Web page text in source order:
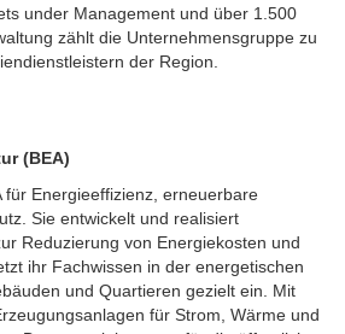
under Management und über 1.500
zählt die Unternehmensgruppe zu
der Region.
(BEA)
für Energieeffizienz, erneuerbare
Sie entwickelt und realisiert
Reduzierung von Energiekosten und
ihr Fachwissen in der energetischen
und Quartieren gezielt ein. Mit
für Strom, Wärme und